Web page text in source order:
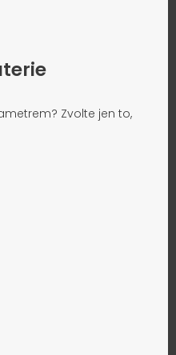
Zvolte jen to,